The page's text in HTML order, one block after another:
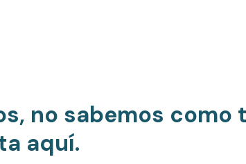
no sabemos como
aquí.